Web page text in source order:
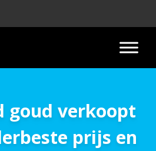
goud verkoopt
prijs en